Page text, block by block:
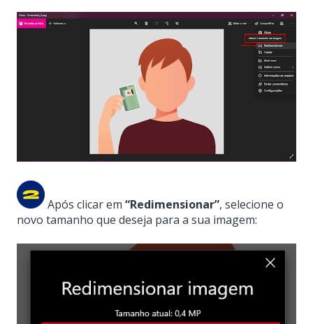
Após clicar em “Redimensionar”, selecione o
novo tamanho que deseja para a sua imagem: